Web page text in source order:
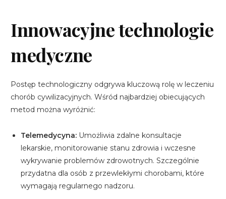
Innowacyjne technologie
medyczne
Postęp technologiczny odgrywa kluczową rolę w leczeniu
chorób cywilizacyjnych. Wśród najbardziej obiecujących
metod można wyróżnić:
Telemedycyna: Umożliwia zdalne konsultacje
lekarskie, monitorowanie stanu zdrowia i wczesne
wykrywanie problemów zdrowotnych. Szczególnie
przydatna dla osób z przewlekłymi chorobami, które
wymagają regularnego nadzoru.